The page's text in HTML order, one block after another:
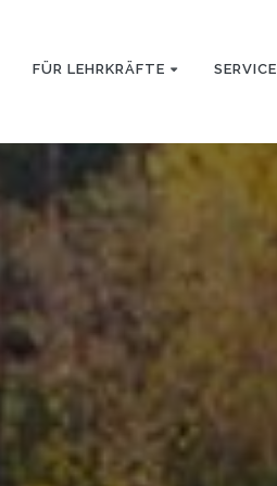
FÜR LEHRKRÄFTE SERVICE